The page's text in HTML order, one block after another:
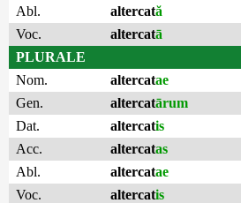
Abl.
altercată
Voc.
altercatā
PLURALE
Nom.
altercatae
Gen.
altercatārum
Dat.
altercatis
Acc.
altercatas
Abl.
altercatae
Voc.
altercatis